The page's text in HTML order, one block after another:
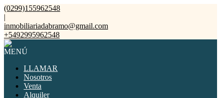
(0299)155962548
|
inmobiliariadabramo@gmail.com
+5492995962548
MENÚ
LLAMAR
Nosotros
Venta
Alquiler